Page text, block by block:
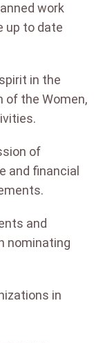
work
up to date
in the
of the Women,
of
and financial
and
nominating
in